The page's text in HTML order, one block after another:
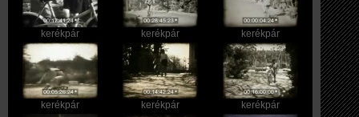
kerékpár kerékpár kerékpár
kerékpár kerékpár kerékpár